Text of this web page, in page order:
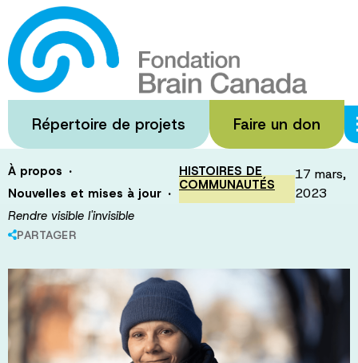
Passer
au
contenu
principal
Répertoire de projets Faire un don
Rendre visible
l'invisible
À propos ·
Nouvelles et mises à jour ·
Rendre visible l'invisible
PARTAGER
HISTOIRES DE
COMMUNAUTÉS
17 mars,
2023